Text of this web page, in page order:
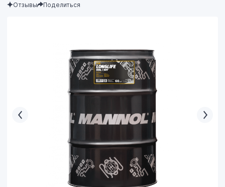
Отзывы Поделиться